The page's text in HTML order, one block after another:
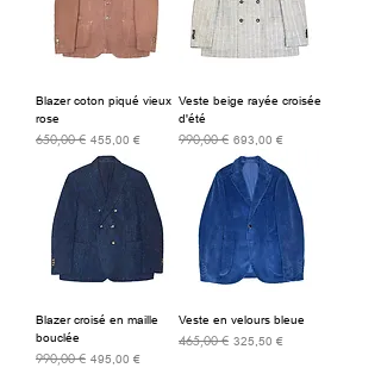
Blazer coton piqué vieux
rose
Prix original
650,00 € Prix promotionnel
455,00 €
Veste beige rayée croisée
d'été
Prix original
990,00 € Prix promotionnel
693,00 €
Blazer croisé en maille
bouclée
Prix original
990,00 € Prix promotionnel
495,00 €
Veste en velours bleue
Prix original
465,00 € Prix promotionnel
325,50 €